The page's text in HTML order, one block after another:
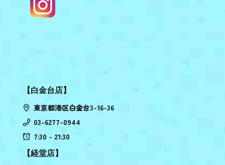
【白金台店】
東京都港区白金台3-16-36
03-6277-0944
7:30 - 21:30
【経堂店】